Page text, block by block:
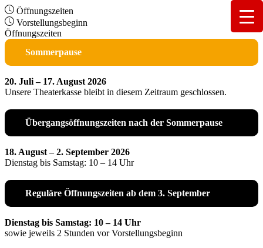
Öffnungszeiten
Vorstellungsbeginn
Öffnungszeiten
Sommerpause
20. Juli – 17. August 2026
Unsere Theaterkasse bleibt in diesem Zeitraum geschlossen.
Übergangsöffnungszeiten nach der Sommerpause
18. August – 2. September 2026
Dienstag bis Samstag: 10 – 14 Uhr
Reguläre Öffnungszeiten ab dem 3. September
Dienstag bis Samstag: 10 – 14 Uhr
sowie jeweils 2 Stunden vor Vorstellungsbeginn